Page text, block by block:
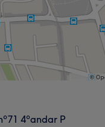
4ºandar P